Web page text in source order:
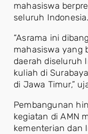
mahasiswa
seluruh Indonesia.
“Asrama ini
mahasiswa yang
daerah diseluruh
kuliah di
di Jawa Timur,”
Pembangunan
kegiatan di AMN
kementerian dan